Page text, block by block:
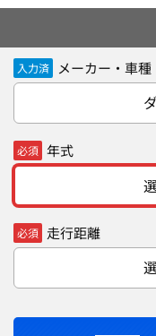
入力済 メーカー・車種
必須 年式
必須 走行距離